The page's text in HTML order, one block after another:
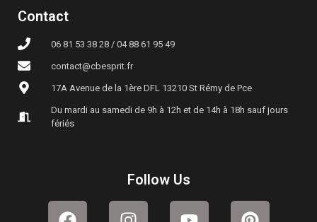
Contact
06 81 53 38 28 / 04 88 61 95 49
contact@cbesprit.fr
17A Avenue de la 1ère DFL 13210 St Rémy de Pce
Du mardi au samedi de 9h à 12h et de 14h à 18h sauf jours
fériés
Follow Us